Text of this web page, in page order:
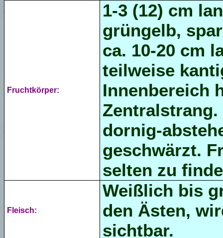
Fruchtkörper:
1-3 (12) cm
grüngelb,
ca. 10-20 cm
teilweise
Innenbereich
dornig-
geschwärzt.
selten zu
Fleisch:
Weißlich bis
den Ästen,
sichtbar.